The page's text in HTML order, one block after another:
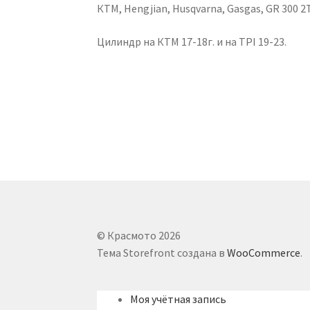
КТМ, Hengjian, Husqvarna, Gasgas, GR 300
Цилиндр на КТМ 17-18г. и на TPI 19-23.
© Красмото 2026
Тема Storefront создана вWooCommerce.
Моя учётная запись